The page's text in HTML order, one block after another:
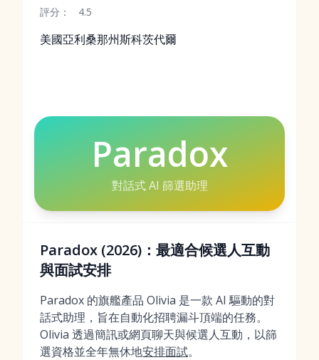
評分： 4.5
美國亞利桑那州斯科茨代爾
Paradox
對話式 AI 篩選助理
Paradox (2026)：最適合候選人互動
與面試安排
Paradox 的旗艦產品 Olivia 是一款 AI 驅動的對
話式助理，旨在自動化招聘漏斗頂端的任務。
Olivia 透過簡訊或網頁聊天與候選人互動，以篩
選資格並全年無休地安排面試。